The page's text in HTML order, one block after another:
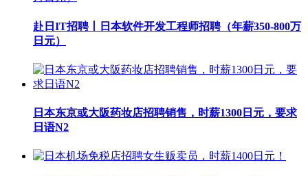
赴日IT招聘丨日本软件开发工程师招聘（年薪350-800万
日元）
日本东京或大阪药妆店招聘销售，时薪1300日元，要求
日语N2